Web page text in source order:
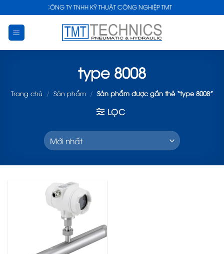
to
content
CÔNG TY TNHH KỸ THUẬT CÔNG NGHIỆP TMT
type 8008
Trang chủ / Sản phẩm / Sản phẩm được gắn thẻ “type 8008”
LỌC